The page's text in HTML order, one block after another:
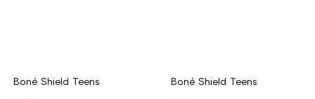
Boné Shield Teens Boné Shield Teens